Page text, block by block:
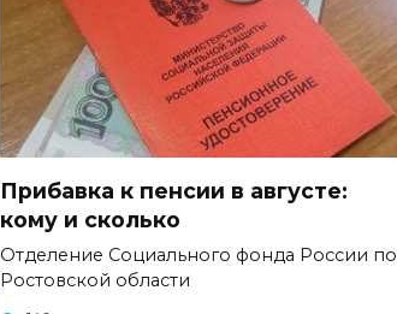
Прибавка к пенсии в августе:
кому и сколько
Отделение Социального фонда России по
Ростовской области